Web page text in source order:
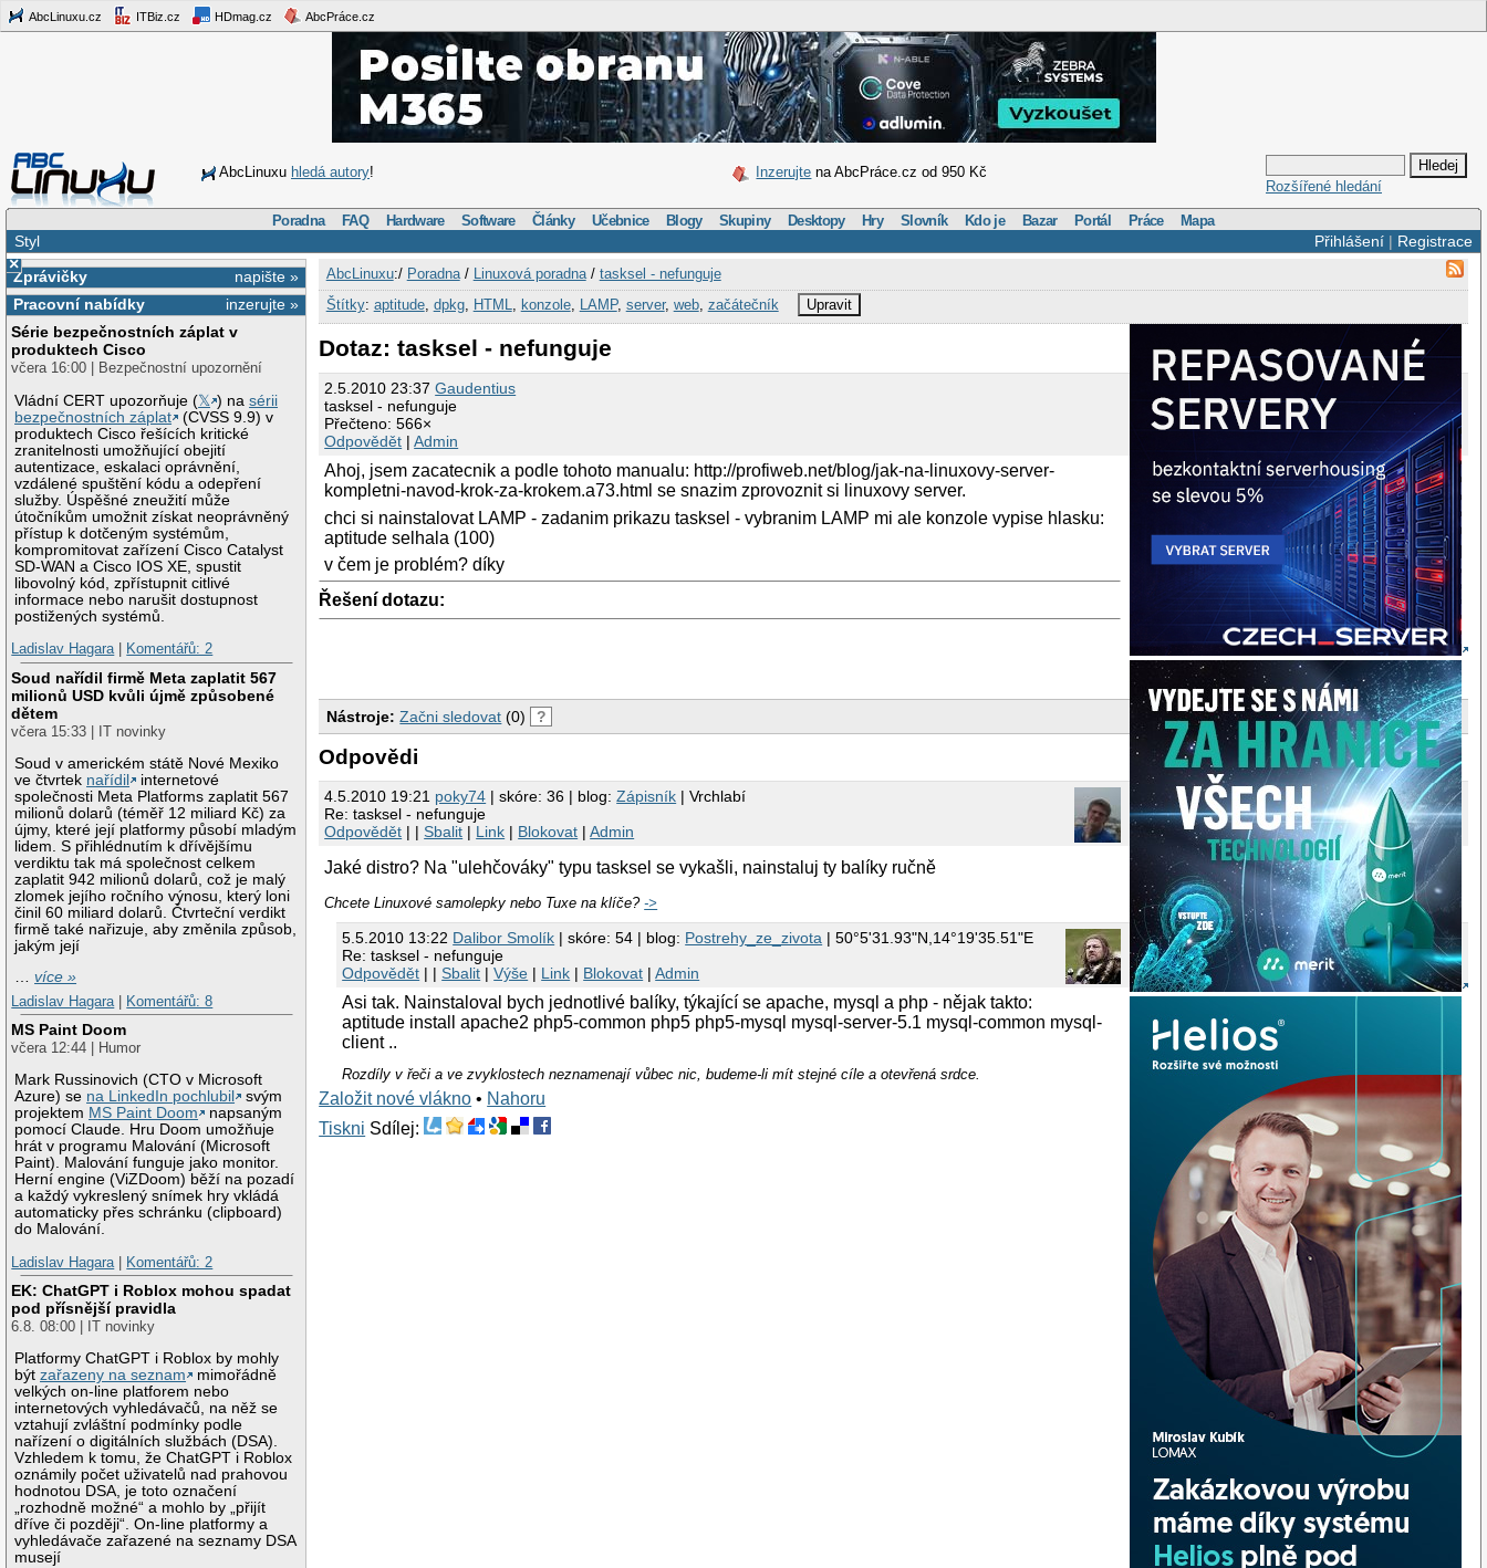
AbcLinuxu.cz ITBiz.cz HDmag.cz AbcPráce.cz
AbcLinuxu hledá autory! Inzerujte na AbcPráce.cz od 950 Kč
Rozšířené hledání
Poradna FAQ Hardware Software Články Učebnice Blogy Skupiny Desktopy Hry Slovník Kdo je Bazar Portál Práce Mapa
Přihlášení| Registrace
Styl
×
napište »
Zprávičky
inzerujte »
Pracovní nabídky
Série bezpečnostních záplat v
produktech Cisco
včera 16:00 | Bezpečnostní upozornění
Vládní CERT upozorňuje (𝕏 ) nasérii
bezpečnostních záplat
(CVSS 9.9) v
produktech Cisco řešících kritické
zranitelnosti umožňující obejití
autentizace, eskalaci oprávnění,
vzdálené spuštění kódu a odepření
služby. Úspěšné zneužití může
útočníkům umožnit získat neoprávněný
přístup k dotčeným systémům,
kompromitovat zařízení Cisco Catalyst
SD-WAN a Cisco IOS XE, spustit
libovolný kód, zpřístupnit citlivé
informace nebo narušit dostupnost
postižených systémů.
Ladislav Hagara| Komentářů: 2
Soud nařídil firmě Meta zaplatit 567
milionů USD kvůli újmě způsobené
dětem
včera 15:33 | IT novinky
Soud v americkém státě Nové Mexiko
ve čtvrtek nařídil
internetové
společnosti Meta Platforms zaplatit 567
milionů dolarů (téměř 12 miliard Kč) za
újmy, které její platformy působí mladým
lidem. S přihlédnutím k dřívějšímu
verdiktu tak má společnost celkem
zaplatit 942 milionů dolarů, což je malý
zlomek jejího ročního výnosu, který loni
činil 60 miliard dolarů. Čtvrteční verdikt
firmě také nařizuje, aby změnila způsob,
jakým její
…více »
Ladislav Hagara
Komentářů: 8
MS Paint Doom
včera 12:44 | Humor
Mark Russinovich (CTO v Microsoft
Azure) se na LinkedIn pochlubil
svým
projektem MS Paint Doom
napsaným
pomocí Claude. Hru Doom umožňuje
hrát v programu Malování (Microsoft
Paint). Malování funguje jako monitor.
Herní engine (ViZDoom) běží na pozadí
a každý vykreslený snímek hry vkládá
automaticky přes schránku (clipboard)
do Malování.
Ladislav Hagara
Komentářů: 2
EK: ChatGPT i Roblox mohou spadat
pod přísnější pravidla
6.8. 08:00 | IT novinky
Platformy ChatGPT i Roblox by mohly
býtzařazeny na seznam
mimořádně
velkých on-line platforem nebo
internetových vyhledávačů, na něž se
vztahují zvláštní podmínky podle
nařízení o digitálních službách (DSA).
Vzhledem k tomu, že ChatGPT i Roblox
oznámily počet uživatelů nad prahovou
hodnotou DSA, je toto označení
„rozhodně možné“ a mohlo by „přijít
dříve či později“. On-line platformy a
vyhledávače zařazené na seznamy DSA
musejí
AbcLinuxu:/ Poradna/ Linuxová poradna/ tasksel - nefunguje
Štítky: aptitude, dpkg, HTML konzole, LAMP, server, web, začátečník Upravit
Dotaz: tasksel - nefunguje
2.5.2010 23:37Gaudentius
tasksel - nefunguje
Přečteno: 566×
Odpovědět |Admin
Ahoj, jsem zacatecnik a podle tohoto manualu: http://profiweb.net/blog/jak-na-linuxovy-server-
kompletni-navod-krok-za-krokem.a73.html se snazim zprovoznit si linuxovy server.
chci si nainstalovat LAMP - zadanim prikazu tasksel - vybranim LAMP mi ale konzole vypise hlasku:
aptitude selhala (100)
v čem je problém? díky
Řešení dotazu:
Nástroje: Začni sledovat (0) ?
Odpovědi
4.5.2010 19:21 poky74 | skóre: 36 | blog:Zápisník | Vrchlabí
Re: tasksel - nefunguje
Odpovědět | |Sbalit | Link | Blokovat |Admin
Jaké distro? Na "ulehčováky" typu tasksel se vykašli, nainstaluj ty balíky ručně
Chcete Linuxové samolepky nebo Tuxe na klíče?->
5.5.2010 13:22 Dalibor Smolík | skóre: 54 | blog: Postrehy_ze_zivota | 50°5'31.93"N,14°19'35.51"E
Re: tasksel - nefunguje
Odpovědět | |Sbalit |Výše | Link | Blokovat |Admin
Asi tak. Nainstaloval bych jednotlivé balíky, týkající se apache, mysql a php - nějak takto:
aptitude install apache2 php5-common php5 php5-mysql mysql-server-5.1 mysql-common mysql-
client ..
Rozdíly v řeči a ve zvyklostech neznamenají vůbec nic, budeme-li mít stejné cíle a otevřená srdce.
Založit nové vlákno • Nahoru
Tiskni Sdílej: